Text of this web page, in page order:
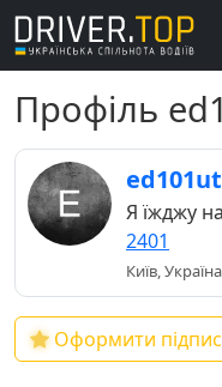
Профіль
Я їжджу на
2401
Київ, Україна
Оформити